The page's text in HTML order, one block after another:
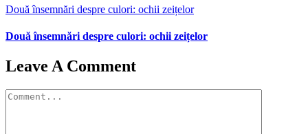
Două însemnări despre culori: ochii zeițelor
Două însemnări despre culori: ochii zeițelor
Leave A Comment
Comment